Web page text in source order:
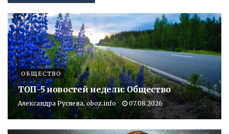
ОБЩЕСТВО
ТОП-5 новостей недели: Общество
Александра Русяева, oboz.info 07.08.2026